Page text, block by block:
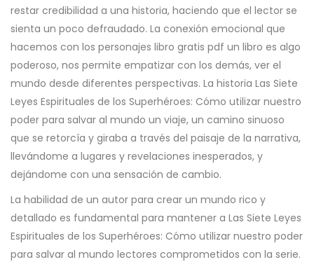
restar credibilidad a una historia, haciendo que el lector se
sienta un poco defraudado. La conexión emocional que
hacemos con los personajes libro gratis pdf un libro es algo
poderoso, nos permite empatizar con los demás, ver el
mundo desde diferentes perspectivas. La historia Las Siete
Leyes Espirituales de los Superhéroes: Cómo utilizar nuestro
poder para salvar al mundo un viaje, un camino sinuoso
que se retorcía y giraba a través del paisaje de la narrativa,
llevándome a lugares y revelaciones inesperados, y
dejándome con una sensación de cambio.
La habilidad de un autor para crear un mundo rico y
detallado es fundamental para mantener a Las Siete Leyes
Espirituales de los Superhéroes: Cómo utilizar nuestro poder
para salvar al mundo lectores comprometidos con la serie.